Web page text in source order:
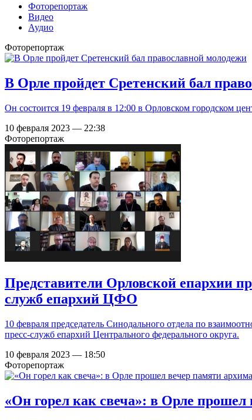
Фоторепортаж
Видео
Аудио
Фоторепортаж
В Орле пройдет Сретенский бал
Он состоится 19 февраля в 12:00 в Орловском городском
10 февраля 2023 — 22:38
Фоторепортаж
Представители Орловской епархии
служб епархий ЦФО
10 февраля председатель Синодального отдела по
пресс-служб епархий Центрального федерального округа.
10 февраля 2023 — 18:50
Фоторепортаж
«Он горел как свеча»: в Орле